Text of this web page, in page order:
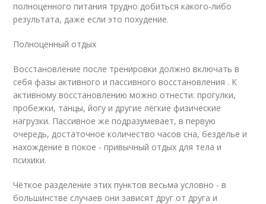
полноценного питания трудно добиться какого-либо
результата, даже если это похудение.
Полноценный отдых
Восстановление после тренировки должно включать в
себя фазы активного и пассивного восстановления . К
активному восстановлению можно отнести: прогулки,
пробежки, танцы, йогу и другие лёгкие физические
нагрузки. Пассивное же подразумевает, в первую
очередь, достаточное количество часов сна, безделье и
нахождение в покое - привычный отдых для тела и
психики.
Чёткое разделение этих пунктов весьма условно - в
большинстве случаев они зависят друг от друга и